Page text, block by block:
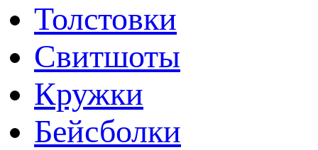
Толстовки
Свитшоты
Кружки
Бейсболки